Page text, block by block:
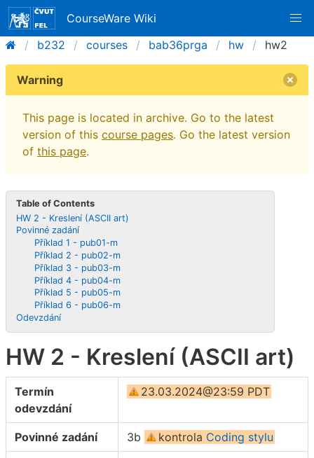
CourseWare Wiki
b232
courses bab36prga hw hw2
Warning
This page is located in archive. Go to the latest
version of this course pages. Go the latest version
of this page.
Table of Contents
HW 2 - Kreslení (ASCII art)
Povinné zadání
Příklad 1 - pub01-m
Příklad 2 - pub02-m
Příklad 3 - pub03-m
Příklad 4 - pub04-m
Příklad 5 - pub05-m
Příklad 6 - pub06-m
Odevzdání
HW 2 - Kreslení (ASCII art)
Termín
odevzdání
23.03.2024@23:59 PDT
Povinné zadání 3b kontrola Coding stylu